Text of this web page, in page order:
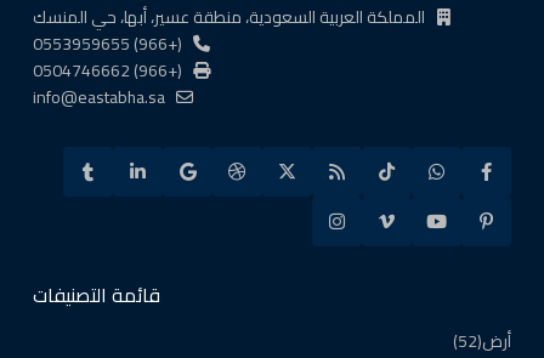
المملكة العربية السعودية، منطقة عسير، أبها، حي المنسك
(+966) 0553959655
(+966) 0504746662
info@eastabha.sa
قائمة التصنيفات
أرض(52)